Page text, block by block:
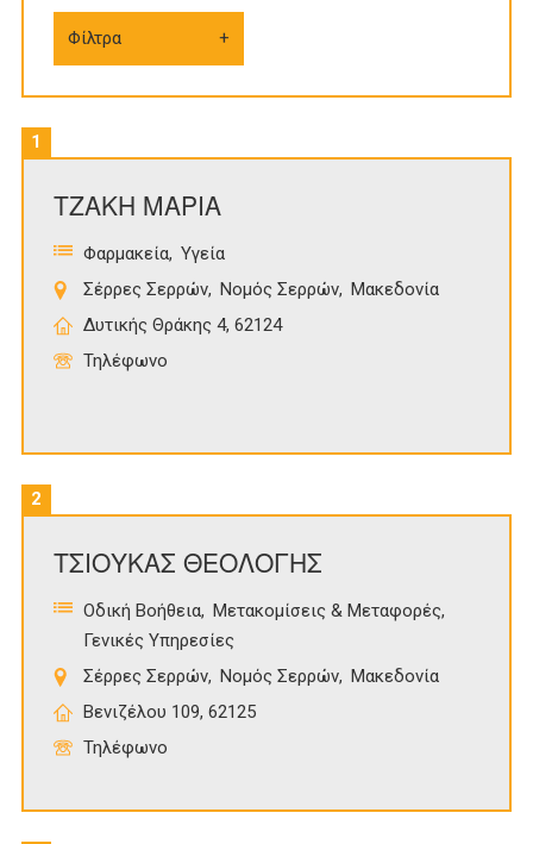
Φίλτρα
1
ΤΖΑΚΗ ΜΑΡΙΑ
Φαρμακεία Υγεία
Σέρρες Σερρών
Νομός Σερρών
Μακεδονία
Δυτικής Θράκης 4, 62124
Τηλέφωνο
2
ΤΣΙΟΥΚΑΣ ΘΕΟΛΟΓΗΣ
Οδική Βοήθεια
Μετακομίσεις & Μεταφορές
Γενικές Υπηρεσίες
Σέρρες Σερρών
Νομός Σερρών
Μακεδονία
Βενιζέλου 109, 62125
Τηλέφωνο